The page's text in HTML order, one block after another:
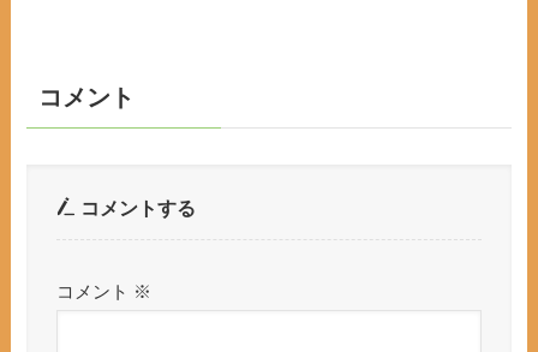
コメント
コメントする
コメント ※